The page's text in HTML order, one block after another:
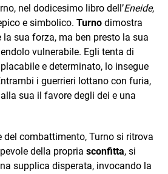
nel dodicesimo libro dell’Eneide,
e simbolico. Turno dimostra
sua forza, ma ben presto la sua
vulnerabile. Egli tenta di
e determinato, lo insegue
i guerrieri lottano con furia,
sua il favore degli dei e una
del combattimento, Turno si ritrova
della propria sconfitta, si
supplica disperata, invocando la